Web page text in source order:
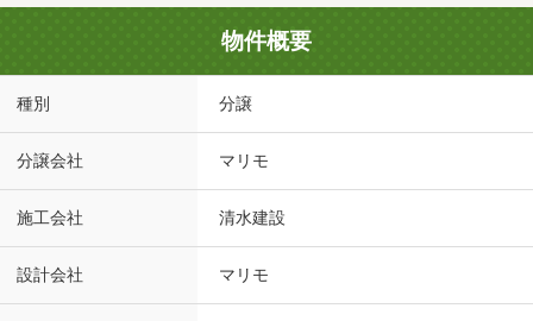
物件概要
種別 分譲
分譲会社 マリモ
施工会社 清水建設
設計会社 マリモ